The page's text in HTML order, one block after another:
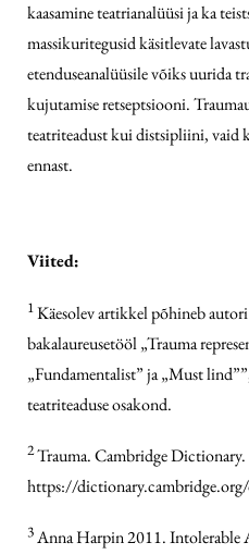
kaasamine teatrianalüüsi ja ka
massikuritegusid käsitlevate
etenduseanalüüsile võiks uurida
kujutamise retseptsiooni.
teatriteadust kui distsipliini, vaid
ennast.
Viited:
1Käesolev artikkel põhineb
bakalaureusetööl „Trauma
„Fundamentalist” ja „Must
teatriteaduse osakond.
2Trauma. Cambridge
https://
3Anna Harpin 2011. Intolerable